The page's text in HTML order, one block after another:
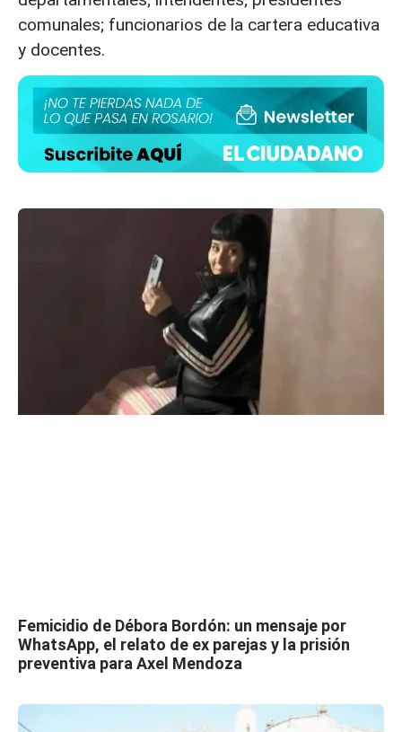
comunales; funcionarios de la cartera educativa
y docentes.
Femicidio de Débora Bordón: un mensaje por
WhatsApp, el relato de ex parejas y la prisión
preventiva para Axel Mendoza